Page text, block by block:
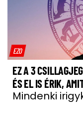
EZO
EZ A 3
ÉS EL IS ÉRIK,
Mindenki